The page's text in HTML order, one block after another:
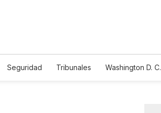
Seguridad Tribunales Washington D. C.